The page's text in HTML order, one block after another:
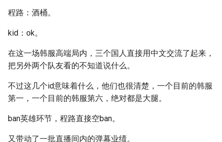
程路：酒桶。
kid：ok。
在这一场韩服高端局内，三个国人直接用中文交流了起来，
把另外两个队友看的不知道说什么。
不过这几个id意味着什么，他们也很清楚，一个目前的韩服
第一，一个目前的韩服第六，绝对都是大腿。
ban英雄环节，程路直接空ban。
又带动了一批直播间内的弹幕业绩。